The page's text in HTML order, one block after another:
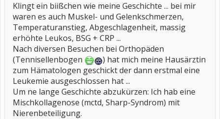
Klingt ein biißchen wie meine Geschichte ... bei mir
waren es auch Muskel- und Gelenkschmerzen,
Temperaturanstieg, Abgeschlagenheit, massig
erhöhte Leukos, BSG + CRP ...
Nach diversen Besuchen bei Orthopäden
(Tennisellenbogen
) hat mich meine Hausärztin
zum Hämatologen geschickt der dann erstmal eine
Leukemie ausgeschlossen hat ...
Um ne lange Geschichte abzukürzen: Ich hab eine
Mischkollagenose (mctd, Sharp-Syndrom) mit
Nierenbeteiligung.